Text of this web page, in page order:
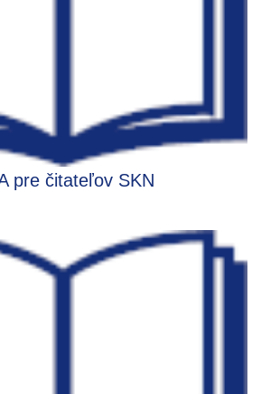
pre čitateľov SKN